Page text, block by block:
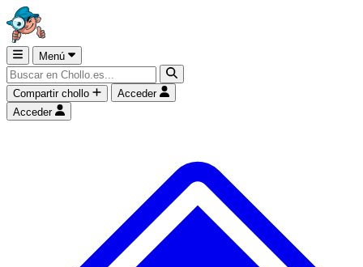
Menú
Compartir chollo
Acceder
Acceder